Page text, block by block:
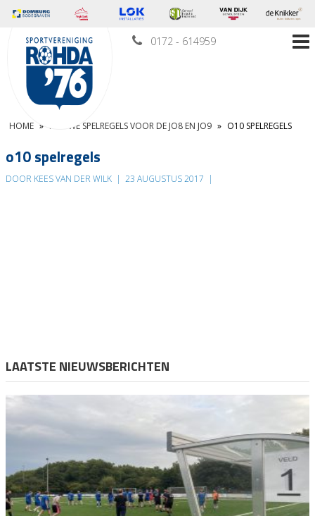
0172 - 614959
HOME » NIEUWE SPELREGELS VOOR DE JO8 EN JO9 » O10 SPELREGELS
o10 spelregels
DOOR KEES VAN DER WILK | 23 AUGUSTUS 2017 |
LAATSTE NIEUWSBERICHTEN